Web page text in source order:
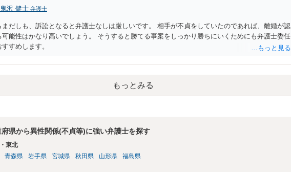
鬼沢 健士 弁護士
まだしも、訴訟となると弁護士なしは厳しいです。 相手が不貞をしていたのであれば、離婚が認
可能性はかなり高いでしょう。 そうすると勝てる事案をしっかり勝ちにいくためにも弁護士委任
すめします。
もっとみる
府県から異性関係(不貞等)に強い弁護士を探す
東北
青森県 岩手県 宮城県 秋田県 山形県 福島県